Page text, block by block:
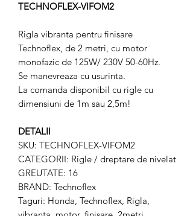
TECHNOFLEX-VIFOM2
Rigla vibranta pentru finisare
Technoflex, de 2 metri, cu motor
monofazic de 125W/ 230V 50-60Hz.
Se manevreaza cu usurinta.
La comanda disponibil cu rigle cu
dimensiuni de 1m sau 2,5m!
DETALII
SKU: TECHNOFLEX-VIFOM2
CATEGORII: Rigle / dreptare de nivelat
GREUTATE: 16
BRAND: Technoflex
Taguri: Honda, Technoflex, Rigla,